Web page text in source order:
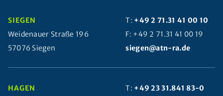
SIEGEN
Weidenauer Straße 196
57076 Siegen
T: +49 2 71.31 41 00 10
F: +49 2 71.31 41 00 19
siegen@atn-ra.de
HAGEN
T: +49 23 31.841 83-0